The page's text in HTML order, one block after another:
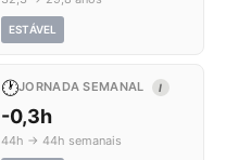
ESTÁVEL
🕐JORNADA SEMANAL I
-0,3h
44h → 44h semanais